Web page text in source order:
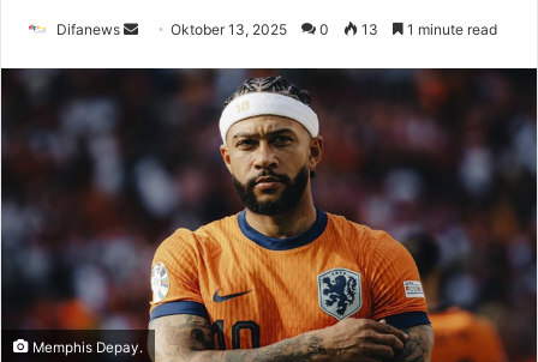
Difanews
SendOktober 13, 2025 0 13 1 minute read
Memphis Depay.